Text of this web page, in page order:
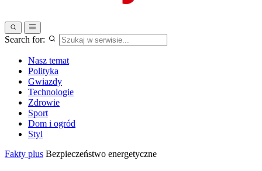
Search for:
Nasz temat
Polityka
Gwiazdy
Technologie
Zdrowie
Sport
Dom i ogród
Styl
Fakty plus Bezpieczeństwo energetyczne